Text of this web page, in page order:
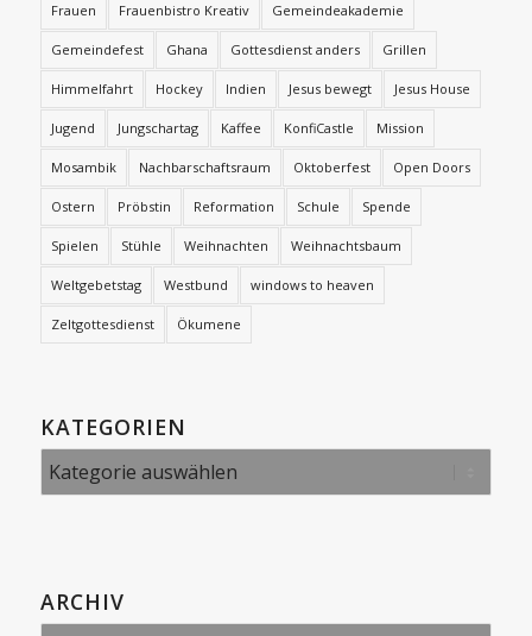
Frauen Frauenbistro Kreativ Gemeindeakademie
Gemeindefest Ghana Gottesdienst anders Grillen
Himmelfahrt Hockey Indien Jesus bewegt Jesus House
Jugend Jungschartag Kaffee KonfiCastle Mission
Mosambik Nachbarschaftsraum Oktoberfest Open Doors
Ostern Pröbstin Reformation Schule Spende
Spielen Stühle Weihnachten Weihnachtsbaum
Weltgebetstag Westbund windows to heaven
Zeltgottesdienst Ökumene
KATEGORIEN
Kategorien
ARCHIV